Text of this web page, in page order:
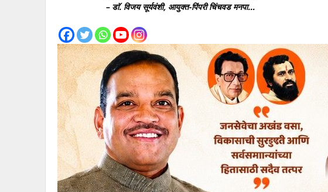
– डाॅ. विजय सूर्यवंशी, आयुक्त-पिंपरी चिंचवड मनपा…